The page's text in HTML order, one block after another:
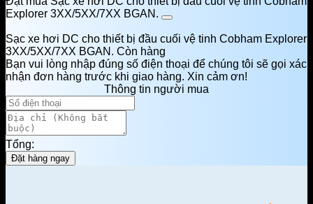
Explorer 3XX/5XX/7XX BGAN.
Sạc xe hơi DC cho thiết bị đầu cuối vệ tinh Cobham Explorer
3XX/5XX/7XX BGAN. Còn hàng
Bạn vui lòng nhập đúng số điện thoại để chúng tôi sẽ gọi xác
nhận đơn hàng trước khi giao hàng. Xin cảm ơn!
Thông tin người mua
Tổng:
Đặt hàng ngay